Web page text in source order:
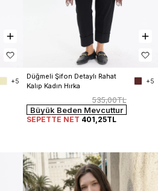
+5
Düğmeli Şifon Detaylı Rahat
Kalıp Kadın Hırka
+5
535,00TL
Büyük Beden Mevcuttur
SEPETTE NET 401,25TL